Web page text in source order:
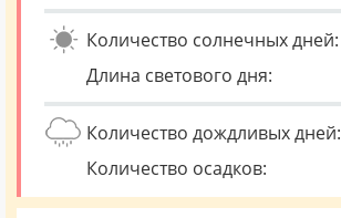
Количество солнечных дней:
Длина светового дня:
Количество дождливых дней:
Количество осадков: